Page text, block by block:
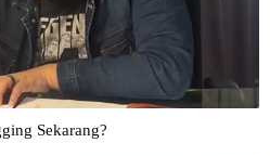
Sekarang?